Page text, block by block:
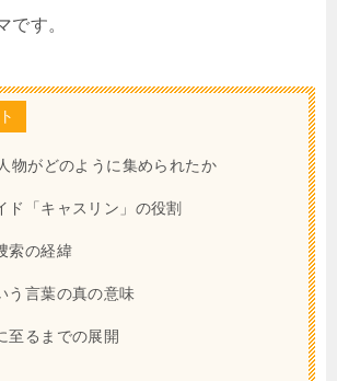
です。
物がどのように集められたか
ド「キャスリン」の役割
索の経緯
う言葉の真の意味
至るまでの展開